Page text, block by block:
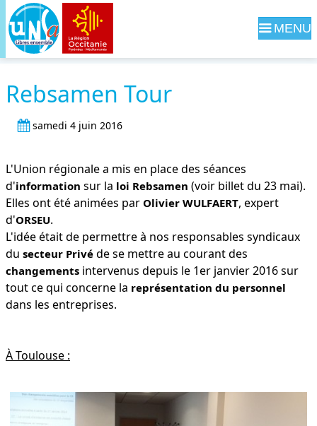
Rebsamen Tour
samedi 4 juin 2016
L'Union régionale a mis en place des séances
d'information sur la loi Rebsamen (voir billet du 23 mai).
Elles ont été animées par Olivier WULFAERT, expert
d'ORSEU.
L'idée était de permettre à nos responsables syndicaux
du secteur Privé de se mettre au courant des
changements intervenus depuis le 1er janvier 2016 sur
tout ce qui concerne la représentation du personnel
dans les entreprises.
À Toulouse :